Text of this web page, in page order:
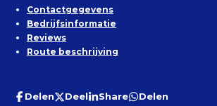
Contactgegevens
Bedrijfsinformatie
Reviews
Route beschrijving
Delen Deel Share Delen